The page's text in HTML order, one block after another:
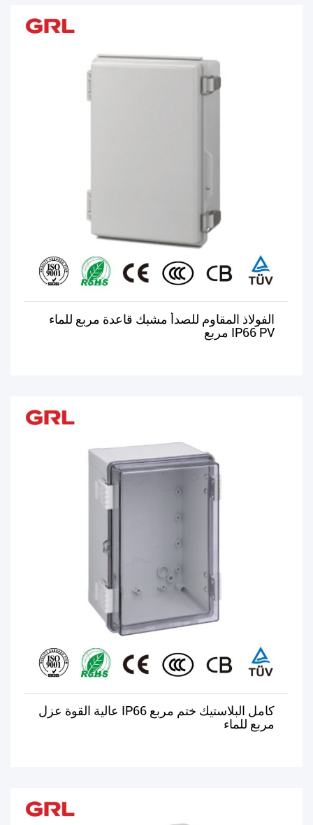
الفولاذ المقاوم للصدأ مشبك قاعدة مربع للماء
IP66 PV مربع
كامل البلاستيك ختم مربع IP66 عالية القوة عزل
مربع للماء